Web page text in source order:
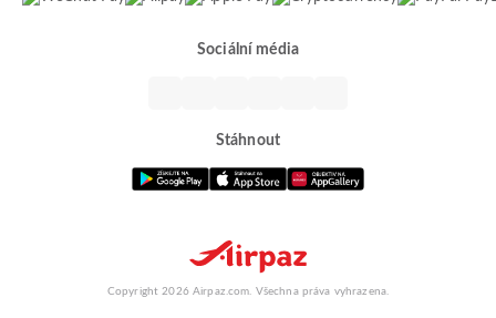
Sociální média
Stáhnout
Copyright 2026 Airpaz.com. Všechna práva vyhrazena.